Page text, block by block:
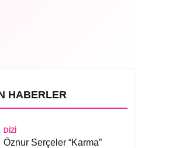
HABERLER
DIZI
Öznur Serçeler “Karma”